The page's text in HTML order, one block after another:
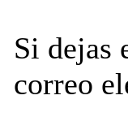
Si dejas
correo